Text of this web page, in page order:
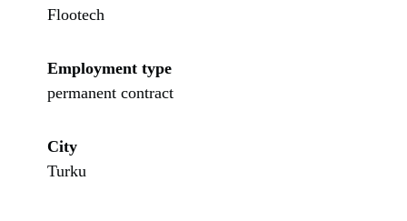
Flootech
Employment type
permanent contract
City
Turku